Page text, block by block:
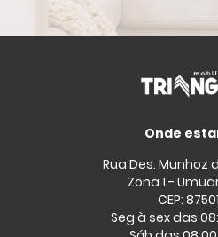
Onde
Rua Des. Munhoz
Zona 1 -
CEP:
Seg à sex das